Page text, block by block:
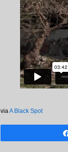
viaA Black Spot